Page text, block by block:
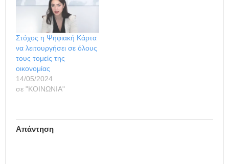
Στόχος η Ψηφιακή Κάρτα
να λειτουργήσει σε όλους
τους τομείς της
οικονομίας
14/05/2024
σε "ΚΟΙΝΩΝΙΑ"
Απάντηση